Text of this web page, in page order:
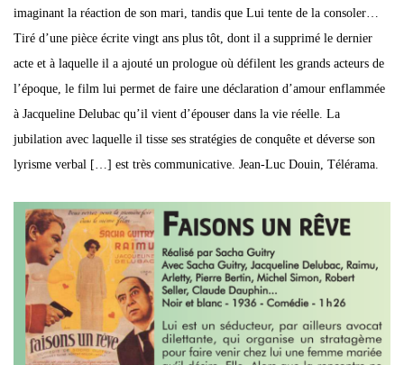
imaginant la réaction de son mari, tandis que Lui tente de la consoler…
Tiré d’une pièce écrite vingt ans plus tôt, dont il a supprimé le dernier
acte et à laquelle il a ajouté un prologue où défilent les grands acteurs de
l’époque, le film lui permet de faire une déclaration d’amour enflammée
à Jacqueline Delubac qu’il vient d’épouser dans la vie réelle. La
jubilation avec laquelle il tisse ses stratégies de conquête et déverse son
lyrisme verbal […] est très communicative. Jean-Luc Douin, Télérama.